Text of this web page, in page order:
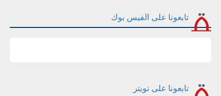
تابعونا على الفيس بوك
تابعونا على تويتر